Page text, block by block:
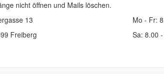
nicht öffnen und Mails löschen.
13
Freiberg
Mo - Fr:
Sa: 8.00